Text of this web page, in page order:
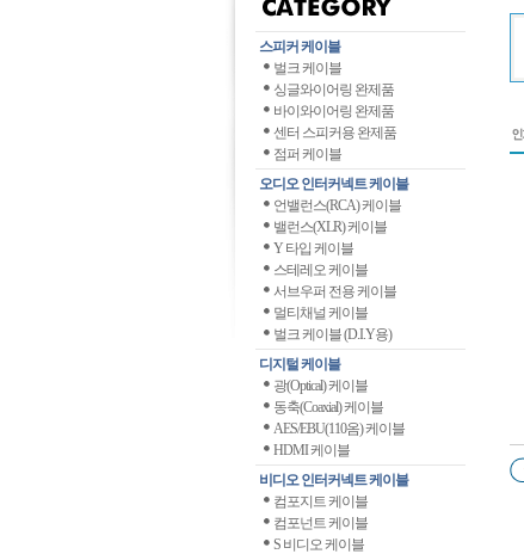
스피커 케이블
벌크 케이블
싱글와이어링 완제품
바이와이어링 완제품
센터 스피커용 완제품
점퍼 케이블
오디오 인터커넥트 케이블
언밸런스(RCA) 케이블
밸런스(XLR) 케이블
Y 타입 케이블
스테레오 케이블
서브우퍼 전용 케이블
멀티채널 케이블
벌크 케이블 (D.I.Y용)
디지털 케이블
광(Optical) 케이블
동축(Coaxial) 케이블
AES/EBU(110옴) 케이블
HDMI 케이블
비디오 인터커넥트 케이블
컴포지트 케이블
컴포넌트 케이블
S 비디오 케이블